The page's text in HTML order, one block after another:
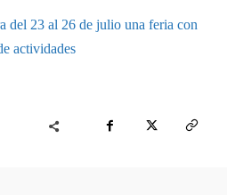
del 23 al 26 de julio una feria con
actividades